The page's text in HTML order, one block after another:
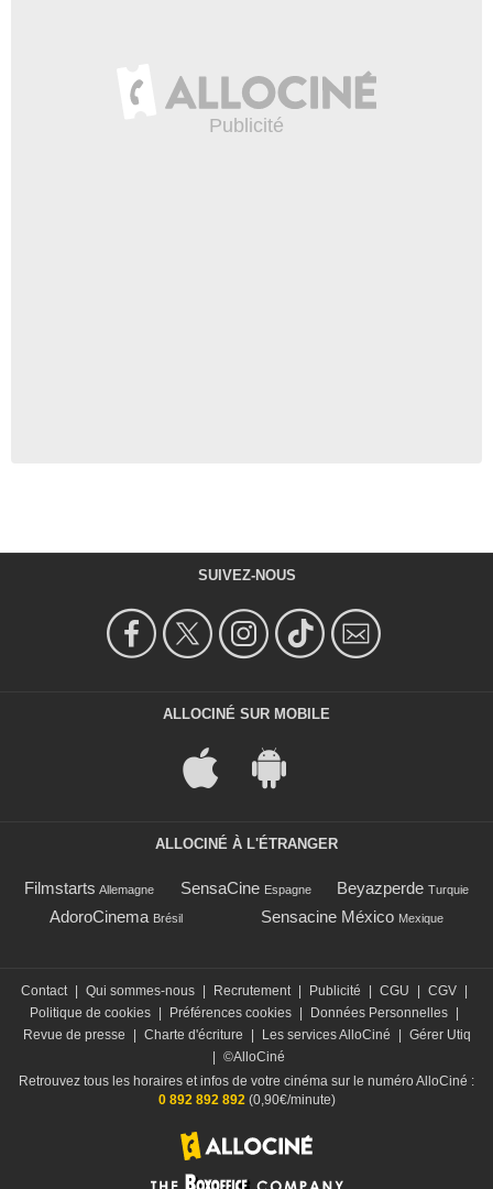
SUIVEZ-NOUS
ALLOCINÉ SUR MOBILE
ALLOCINÉ À L'ÉTRANGER
Filmstarts Allemagne SensaCine Espagne Beyazperde Turquie
AdoroCinema Brésil Sensacine México Mexique
Contact Qui sommes-nous Recrutement Publicité CGU CGV
Politique de cookies
Préférences cookies Données Personnelles
Revue de presse
Charte d'écriture Les services AlloCiné
Gérer Utiq
©AlloCiné
Retrouvez tous les horaires et infos de votre cinéma sur le numéro AlloCiné :
0 892 892 892(0,90€/minute)